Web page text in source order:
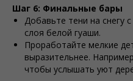
Шаг 6: Финальные бары
Добавьте тени на снегу
слоя белой гуаши.
Проработайте мелкие
выразительнее.
чтобы услышать уют